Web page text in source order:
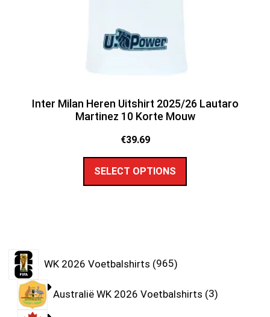
Inter Milan Heren Uitshirt 2025/26 Lautaro
Martinez 10 Korte Mouw
€39.69
SELECT OPTIONS
WK 2026 Voetbalshirts 965
Australië WK 2026 Voetbalshirts 3